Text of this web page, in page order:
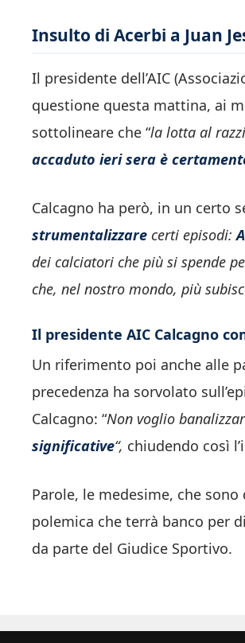
Insulto di Acerbi a Juan
Il presidente dell’AIC
questione questa mattina, ai
sottolineare che “la lotta al
accaduto ieri sera è
Calcagno ha però, in un certo
strumentalizzare certi episodi:
dei calciatori che più si spende
che, nel nostro mondo, più
Il presidente AIC Calcagno
Un riferimento poi anche alle
precedenza ha sorvolato
Calcagno: “Non voglio
significative“, chiudendo così
Parole, le medesime, che
polemica che terrà banco per
da parte del Giudice Sportivo.